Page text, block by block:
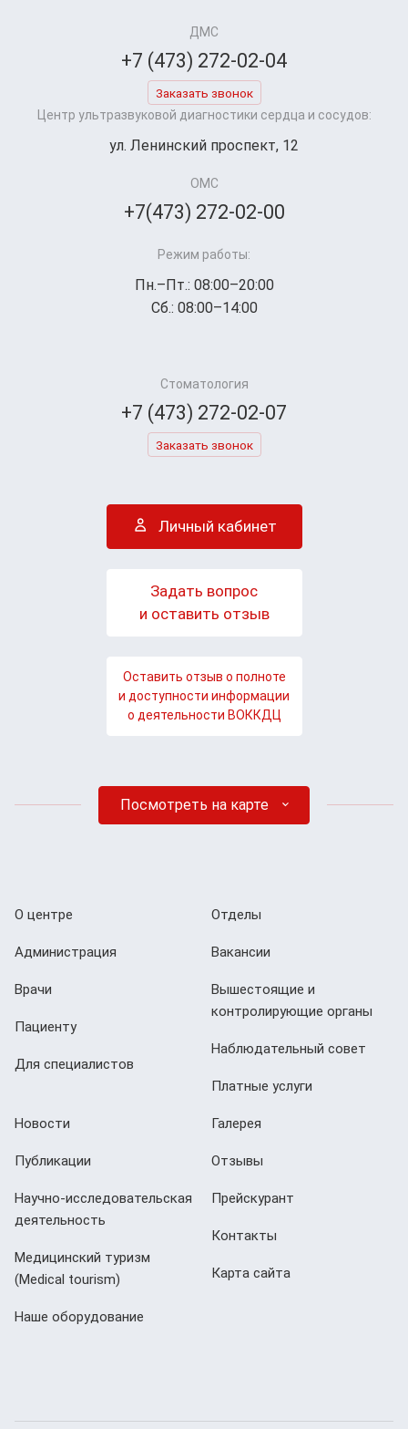
ДМС
+7 (473) 272-02-04
Заказать звонок
Центр ультразвуковой диагностики сердца и сосудов:
ул. Ленинский проспект, 12
ОМС
+7(473) 272-02-00
Режим работы:
Пн.–Пт.: 08:00–20:00
Сб.: 08:00–14:00
Стоматология
+7 (473) 272-02-07
Заказать звонок
Личный кабинет
Задать вопрос
и оставить отзыв
Оставить отзыв о полноте
и доступности информации
о деятельности ВОККДЦ
Посмотреть на карте
О центре
Администрация
Врачи
Пациенту
Для специалистов
Отделы
Вакансии
Вышестоящие и
контролирующие органы
Наблюдательный совет
Платные услуги
Новости
Публикации
Научно-исследовательская
деятельность
Медицинский туризм
(Мedical tourism)
Наше оборудование
Галерея
Отзывы
Прейскурант
Контакты
Карта сайта